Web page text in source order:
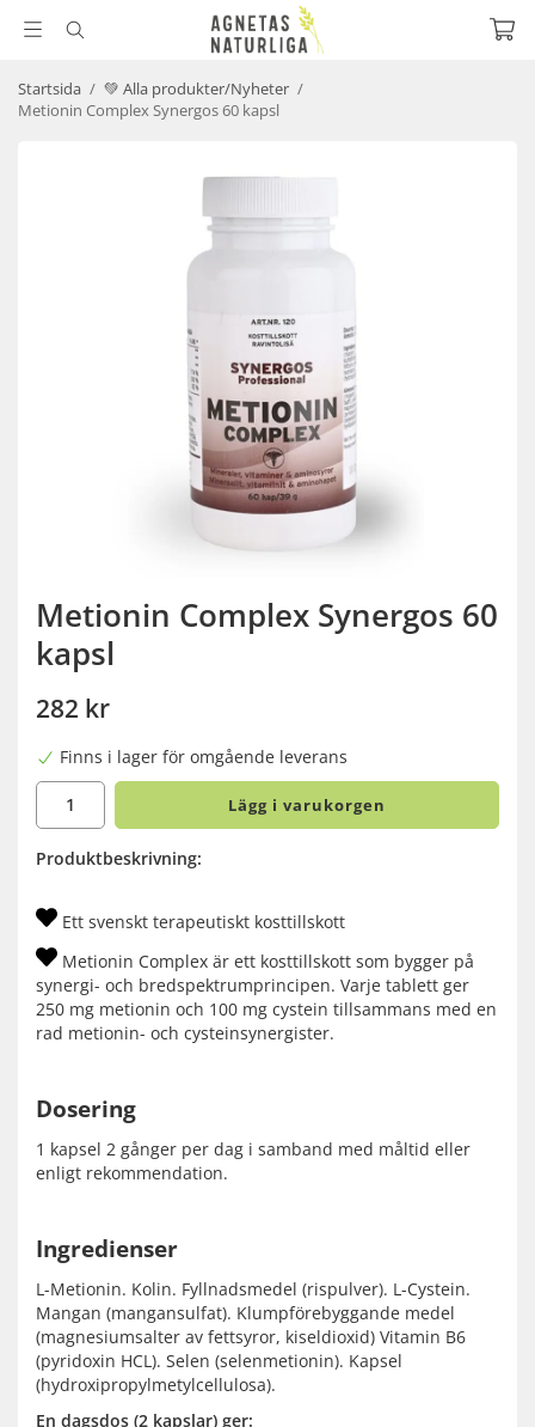
Startsida / 💚 Alla produkter/Nyheter /
Metionin Complex Synergos 60 kapsl
Metionin Complex Synergos 60
kapsl
282 kr
Finns i lager för omgående leverans
Lägg i varukorgen
Produktbeskrivning:
Ett svenskt terapeutiskt kosttillskott
Metionin Complex är ett kosttillskott som bygger på
synergi- och bredspektrumprincipen. Varje tablett ger
250 mg metionin och 100 mg cystein tillsammans med en
rad metionin- och cysteinsynergister.
Dosering
1 kapsel 2 gånger per dag i samband med måltid eller
enligt rekommendation.
Ingredienser
L-Metionin. Kolin. Fyllnadsmedel (rispulver). L-Cystein.
Mangan (mangansulfat). Klumpförebyggande medel
(magnesiumsalter av fettsyror, kiseldioxid) Vitamin B6
(pyridoxin HCL). Selen (selenmetionin). Kapsel
(hydroxipropylmetylcellulosa).
En dagsdos (2 kapslar) ger: